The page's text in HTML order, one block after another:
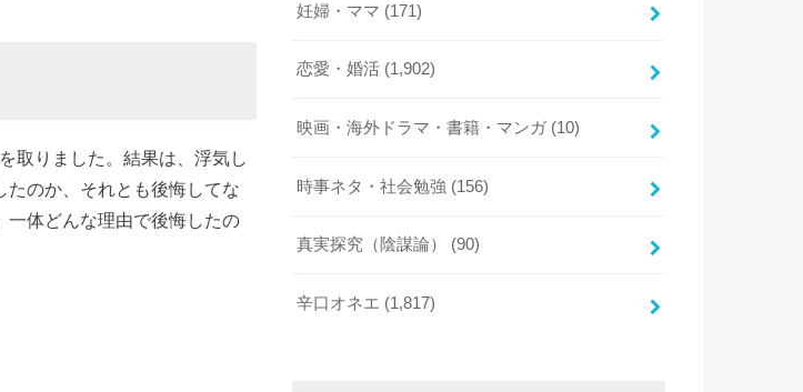
取りました。結果は、浮気し
のか、それとも後悔してな
一体どんな理由で後悔したの
妊婦・ママ (171)
恋愛・婚活 (1,902)
映画・海外ドラマ・書籍・マンガ (10)
時事ネタ・社会勉強 (156)
真実探究（陰謀論） (90)
辛口オネエ (1,817)